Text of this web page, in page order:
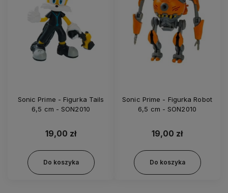
Sonic Prime - Figurka Tails
6,5 cm - SON2010
19,00 zł
Do koszyka
Sonic Prime - Figurka Robot
6,5 cm - SON2010
19,00 zł
Do koszyka